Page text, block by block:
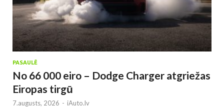
PASAULĒ
No 66 000 eiro – Dodge Charger atgriežas
Eiropas tirgū
7.augusts, 2026 - iAuto.lv